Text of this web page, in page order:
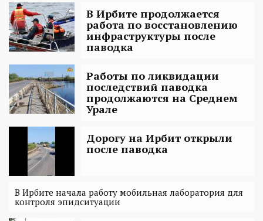
В Ирбите продолжается
работа по восстановлению
инфраструктуры после
паводка
Работы по ликвидации
последствий паводка
продолжаются на Среднем
Урале
Дорогу на Ирбит открыли
после паводка
В Ирбите начала работу мобильная лаборатория для
контроля эпидситуации